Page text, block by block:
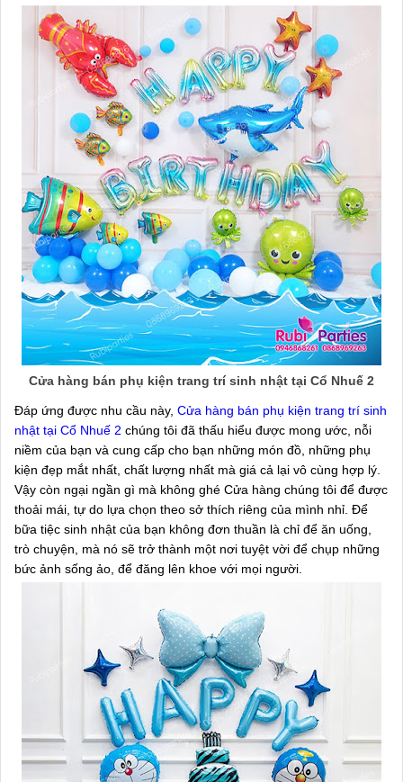
Cửa hàng bán phụ kiện trang trí sinh nhật tại Cổ Nhuế 2
Đáp ứng được nhu cầu này, Cửa hàng bán phụ kiện trang trí sinh
nhật tại Cổ Nhuế 2 chúng tôi đã thấu hiểu được mong ước, nỗi
niềm của bạn và cung cấp cho bạn những món đồ, những phụ
kiện đẹp mắt nhất, chất lượng nhất mà giá cả lại vô cùng hợp lý.
Vậy còn ngại ngần gì mà không ghé Cửa hàng chúng tôi để được
thoải mái, tự do lựa chọn theo sở thích riêng của mình nhỉ. Để
bữa tiệc sinh nhật của bạn không đơn thuần là chỉ để ăn uống,
trò chuyện, mà nó sẽ trở thành một nơi tuyệt vời để chụp những
bức ảnh sống ảo, để đăng lên khoe với mọi người.